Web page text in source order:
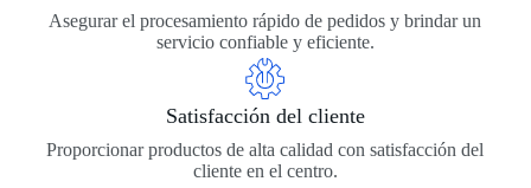
Asegurar el procesamiento rápido de pedidos y brindar un
servicio confiable y eficiente.
Satisfacción del cliente
Proporcionar productos de alta calidad con satisfacción del
cliente en el centro.